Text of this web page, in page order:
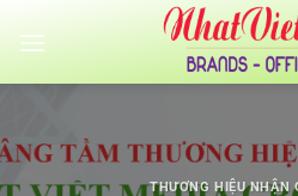
qua
THƯƠNG HIỆU NHẬN